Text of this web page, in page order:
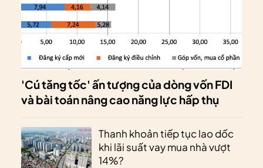
'Cú tăng tốc' ấn tượng của dòng vốn FDI
và bài toán nâng cao năng lực hấp thụ
Thanh khoản tiếp tục lao dốc
khi lãi suất vay mua nhà vượt
14%?